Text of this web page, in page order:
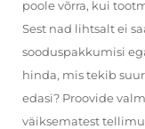
poole võrra, kui
Sest nad lihtsalt ei
sooduspakkumisi
hinda, mis tekib
edasi? Proovide
väiksematest